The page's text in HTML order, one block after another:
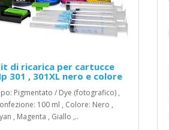
di ricarica per cartucce
301 , 301XL nero e colore
Pigmentato / Dye (fotografico) ,
100 ml , Colore: Nero ,
, Magenta , Giallo ,..